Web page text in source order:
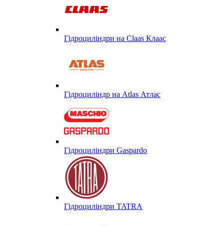
Гідроциліндри на Claas Клаас
Гідроциліндр на Atlas Атлас
Гідроциліндри Gaspardo
Гідроциліндри TATRA